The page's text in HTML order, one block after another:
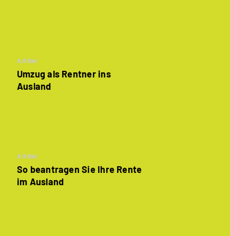
Artikel
Umzug als Rentner ins
Ausland
Artikel
So beantragen Sie Ihre Rente
im Ausland